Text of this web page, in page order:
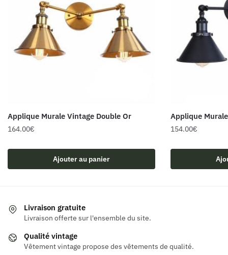
Applique Murale Vintage Double Or
164.00€
Ajouter au panier
Applique
154.00€
Livraison gratuite
Livraison offerte sur l'ensemble du site.
Qualité vintage
Vêtement vintage propose des vêtements de qualité.